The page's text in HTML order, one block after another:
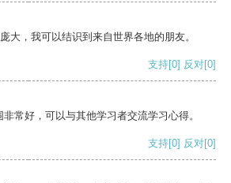
大，我可以结识到来自世界各地的朋友。
支持[0] 反对[0]
常好，可以与其他学习者交流学习心得。
支持[0] 反对[0]